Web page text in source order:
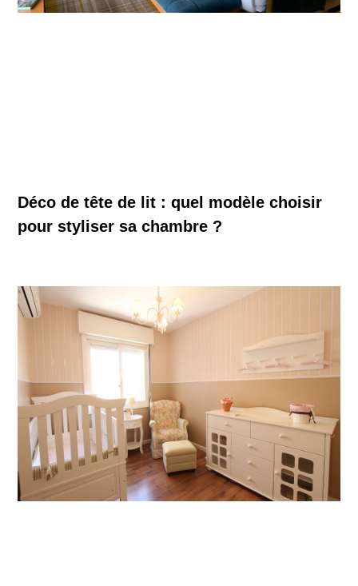
Déco de tête de lit : quel modèle choisir
pour styliser sa chambre ?